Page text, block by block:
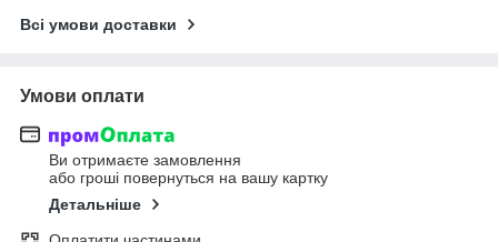
Всі умови доставки
Умови оплати
Ви отримаєте замовлення
або гроші повернуться на вашу картку
Детальніше